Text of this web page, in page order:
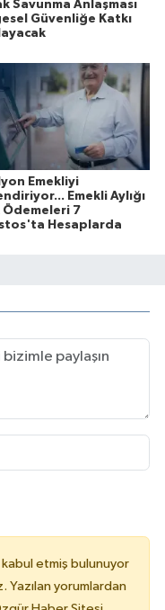
Savunma Anlaşması
Güvenliğe Katkı
Emekliyi
Emekli Aylığı
Ödemeleri 7
Hesaplarda
kabul etmiş bulunuyor
Yazılan yorumlardan